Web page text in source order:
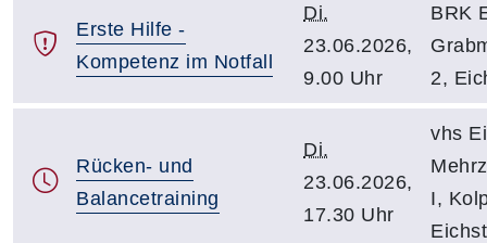
Erste Hilfe -
Kompetenz im Notfall
Di.
23.06.2026,
9.00 Uhr
BRK
2,
Rücken- und
Balancetraining
Di.
23.06.2026,
17.30 Uhr
vhs
I,